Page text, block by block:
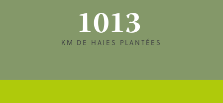
1013
KM DE HAIES PLANTÉES